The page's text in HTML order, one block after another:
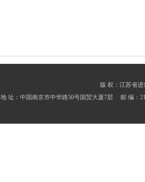
版 权：江苏省
地 址：中国南京市中华路50号国贸大厦7层 邮 编：